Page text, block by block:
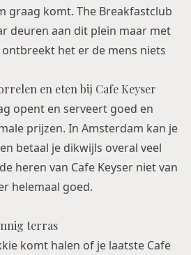
graag komt. The Breakfastclub
deuren aan dit plein maar met
het er de mens niets
en eten bij Cafe Keyser
opent en serveert goed en
prijzen. In Amsterdam kan je
betaal je dikwijls overal veel
heren van Cafe Keyser niet van
helemaal goed.
terras
komt halen of je laatste Cafe